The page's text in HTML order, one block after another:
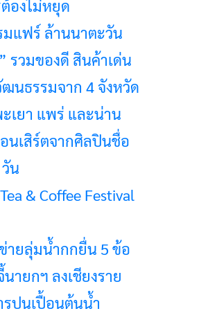
องไม่หยุด
แฟร์ ล้านนาตะวัน
รวมของดี สินค้าเด่น
นธรรมจาก 4 จังหวัด
ะเยา แพร่ และน่าน
นเสิร์ตจากศิลปินชื่อ
น
& Coffee Festival
ายลุ่มน้ำกกยื่น 5 ข้อ
ายกฯ ลงเชียงราย
ปนเปื้อนต้นน้ำ